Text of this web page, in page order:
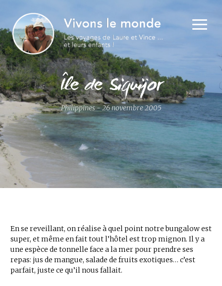
Île de Siquijor
Philippines - 26 novembre 2005
En se reveillant, on réalise à quel point notre bungalow est
super, et même en fait tout l’hôtel est trop mignon. Il y a
une espèce de tonnelle face a la mer pour prendre ses
repas: jus de mangue, salade de fruits exotiques… c’est
parfait, juste ce qu’il nous fallait.